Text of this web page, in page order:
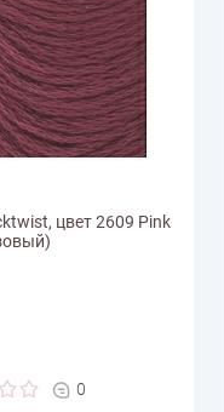
цвет 2609 Pink
0